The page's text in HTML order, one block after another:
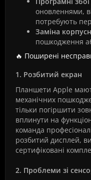
оновленнями,
потребують
Заміна
пошкодження
🔥 Поширені
1. Розбитий екран
Планшети Apple
механічних
тільки погіршити
вплинути на
команда
розбитий дисплей,
сертифіковані
2. Проблеми зі